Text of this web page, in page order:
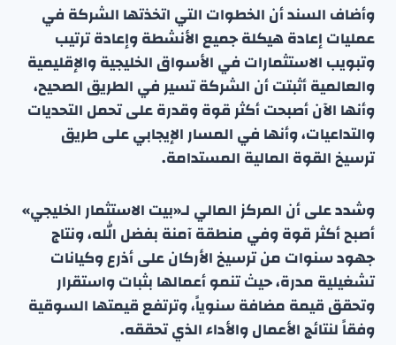
وأضاف السند أن الخطوات التي اتخذتها الشركة في
عمليات إعادة هيكلة جميع الأنشطة وإعادة ترتيب
وتبويب الاستثمارات في الأسواق الخليجية والإقليمية
والعالمية أثبتت أن الشركة تسير في الطريق الصحيح،
وأنها الآن أصبحت أكثر قوة وقدرة على تحمل التحديات
والتداعيات، وأنها في المسار الإيجابي على طريق
ترسيخ القوة المالية المستدامة.
وشدد على أن المركز المالي لـ«بيت الاستثمار الخليجي»
أصبح أكثر قوة وفي منطقة آمنة بفضل الله، ونتاج
جهود سنوات من ترسيخ الأركان على أذرع وكيانات
تشغيلية مدرة، حيث تنمو أعمالها بثبات واستقرار
وتحقق قيمة مضافة سنوياً، وترتفع قيمتها السوقية
وفقاً لنتائج الأعمال والأداء الذي تحققه.